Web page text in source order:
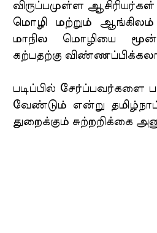
விருப்பமுள்ள
மொழி மற்றும்
மாநில மொழியை
கற்பதற்கு
படிப்பில் சேர்ப்பவர்களை
வேண்டும் என்று
துறைக்கும் சுற்றறிக்கை